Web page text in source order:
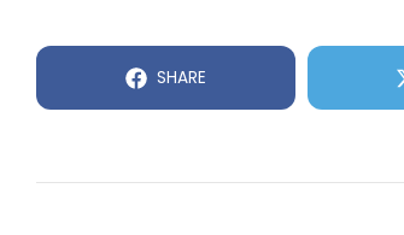
SHARE